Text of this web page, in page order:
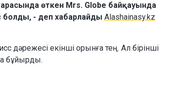
өткен Mrs. Globe байқауында
болды, - деп хабарлайды Alashainasy.kz
екінші орынға тең. Ал бірінші
бұйырды.